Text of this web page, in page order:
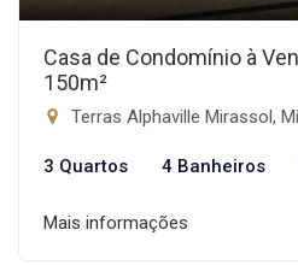
Casa de Condomínio à
150m²
Terras Alphaville Mirassol,
3 Quartos 4 Banheiros
Mais informações